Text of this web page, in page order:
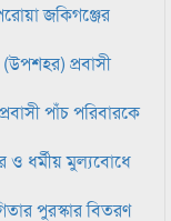
জকিগঞ্জের
প্রবাসী
পাঁচ পরিবারকে
ও ধর্মীয় মুল্যবোধে
পুরস্কার বিতরণ